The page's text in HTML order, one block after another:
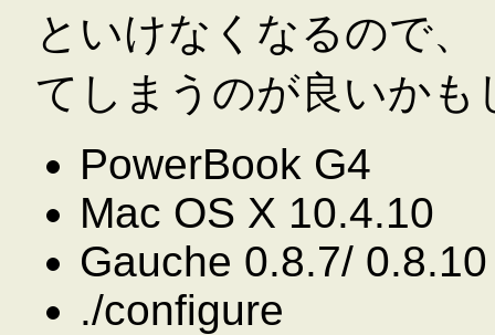
といけなくなるので
てしまうのが良いかも
PowerBook G4
Mac OS X 10.4.10
Gauche 0.8.7/ 0.8.10
./configure